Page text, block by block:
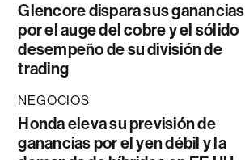
Glencore dispara sus ganancias
por el auge del cobre y el sólido
desempeño de su división de
trading
NEGOCIOS
Honda eleva su previsión de
ganancias por el yen débil y la